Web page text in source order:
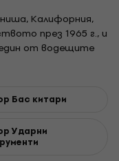
Калифорния,
през 1965 г., и
от водещите
на такива
и Tortex picks.
Бас китари
Ударни